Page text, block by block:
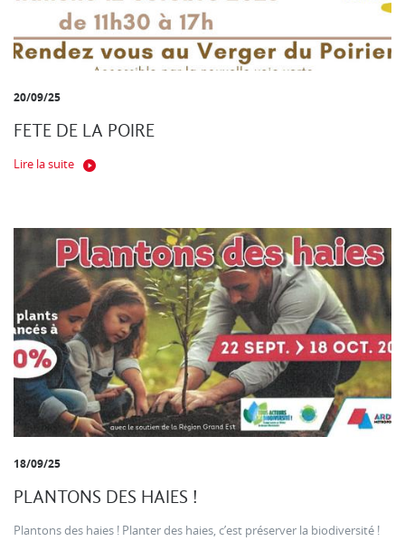
20/09/25
FETE DE LA POIRE
Lire la suite
18/09/25
PLANTONS DES HAIES !
Plantons des haies ! Planter des haies, c’est préserver la biodiversité !